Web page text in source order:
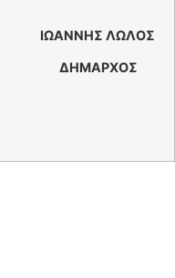
ΙΩΑΝΝΗΣ ΛΩΛΟΣ
ΔΗΜΑΡΧΟΣ